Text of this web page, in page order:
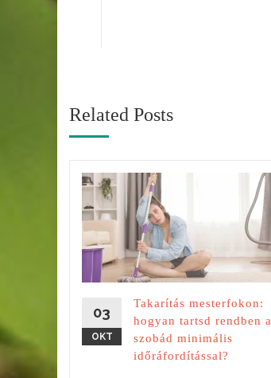
Related Posts
03
OKT
Takarítás mesterfokon:
hogyan tartsd rendben a
szobád minimális
időráfordítással?